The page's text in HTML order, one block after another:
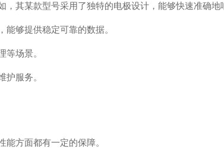
其某款型号采用了独特的电极设计，能够快速准确地
够提供稳定可靠的数据。
等场景。
护服务。
方面都有一定的保障。